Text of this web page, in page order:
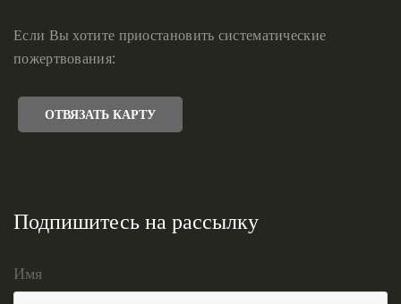
Если Вы хотите приостановить систематические
пожертвования:
ОТВЯЗАТЬ КАРТУ
Подпишитесь на рассылку
Имя